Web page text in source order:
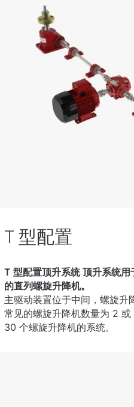
T 型配置
T 型配置顶升系统 顶升系统
的直列螺旋升降机。
主驱动装置位于中间，螺旋升
常见的螺旋升降机数量为 2
30 个螺旋升降机的系统。